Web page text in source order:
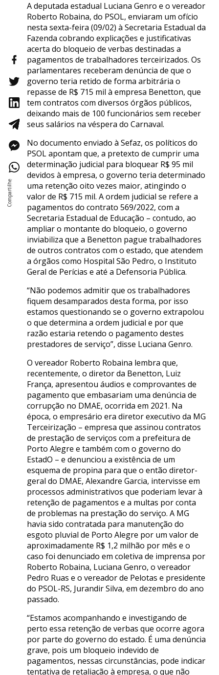
A deputada estadual Luciana Genro e o vereador
Roberto Robaina, do PSOL, enviaram um ofício
nesta sexta-feira (09/02) à Secretaria Estadual da
Fazenda cobrando explicações e justificativas
acerta do bloqueio de verbas destinadas a
pagamentos de trabalhadores terceirizados. Os
parlamentares receberam denúncia de que o
governo teria retido de forma arbitrária o
repasse de R$ 715 mil à empresa Benetton, que
tem contratos com diversos órgãos públicos,
deixando mais de 100 funcionários sem receber
seus salários na véspera do Carnaval.
No documento enviado à Sefaz, os políticos do
PSOL apontam que, a pretexto de cumprir uma
determinação judicial para bloquear R$ 95 mil
devidos à empresa, o governo teria determinado
uma retenção oito vezes maior, atingindo o
valor de R$ 715 mil. A ordem judicial se refere a
pagamentos do contrato 569/2022, com a
Secretaria Estadual de Educação – contudo, ao
ampliar o montante do bloqueio, o governo
inviabiliza que a Benetton pague trabalhadores
de outros contratos com o estado, que atendem
a órgãos como Hospital São Pedro, o Instituto
Geral de Perícias e até a Defensoria Pública.
“Não podemos admitir que os trabalhadores
fiquem desamparados desta forma, por isso
estamos questionando se o governo extrapolou
o que determina a ordem judicial e por que
razão estaria retendo o pagamento destes
prestadores de serviço”, disse Luciana Genro.
O vereador Roberto Robaina lembra que,
recentemente, o diretor da Benetton, Luiz
França, apresentou áudios e comprovantes de
pagamento que embasariam uma denúncia de
corrupção no DMAE, ocorrida em 2021. Na
época, o empresário era diretor executivo da MG
Terceirização – empresa que assinou contratos
de prestação de serviços com a prefeitura de
Porto Alegre e também com o governo do
EstadO – e denunciou a existência de um
esquema de propina para que o então diretor-
geral do DMAE, Alexandre Garcia, intervisse em
processos administrativos que poderiam levar à
retenção de pagamentos e a multas por conta
de problemas na prestação do serviço. A MG
havia sido contratada para manutenção do
esgoto pluvial de Porto Alegre por um valor de
aproximadamente R$ 1,2 milhão por mês e o
caso foi denunciado em coletiva de imprensa por
Roberto Robaina, Luciana Genro, o vereador
Pedro Ruas e o vereador de Pelotas e presidente
do PSOL-RS, Jurandir Silva, em dezembro do ano
passado.
“Estamos acompanhando e investigando de
perto essa retenção de verbas que ocorre agora
por parte do governo do estado. É uma denúncia
grave, pois um bloqueio indevido de
pagamentos, nessas circunstâncias, pode indicar
tentativa de retaliação à empresa, o que não